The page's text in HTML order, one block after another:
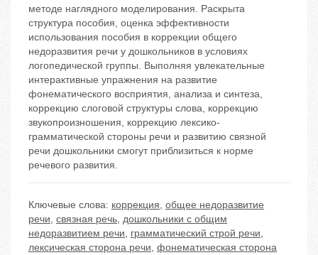
методе наглядного моделирования. Раскрыта
структура пособия, оценка эффективности
использования пособия в коррекции общего
недоразвития речи у дошкольников в условиях
логопедической группы. Выполняя увлекательные
интерактивные упражнения на развитие
фонематического восприятия, анализа и синтеза,
коррекцию слоговой структуры слова, коррекцию
звукопроизношения, коррекцию лексико-
грамматической стороны речи и развитию связной
речи дошкольники смогут приблизиться к норме
речевого развития.
Ключевые слова: коррекция, общее недоразвитие
речи, связная речь, дошкольники с общим
недоразвитием речи, грамматический строй речи,
лексическая сторона речи, фонематическая сторона